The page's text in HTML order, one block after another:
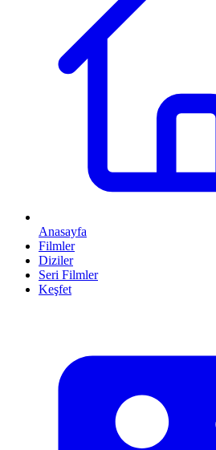
Anasayfa
Filmler
Diziler
Seri Filmler
Keşfet